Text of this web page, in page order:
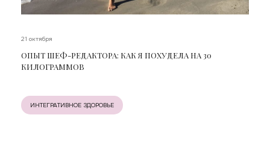
21 октября
ОПЫТ ШЕФ-РЕДАКТОРА: КАК Я ПОХУДЕЛА НА 30
КИЛОГРАММОВ
ИНТЕГРАТИВНОЕ ЗДОРОВЬЕ